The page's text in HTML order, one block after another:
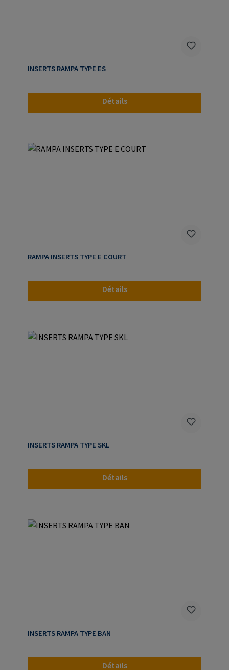
INSERTS RAMPA TYPE ES
Détails
RAMPA INSERTS TYPE E COURT
Détails
INSERTS RAMPA TYPE SKL
Détails
INSERTS RAMPA TYPE BAN
Détails